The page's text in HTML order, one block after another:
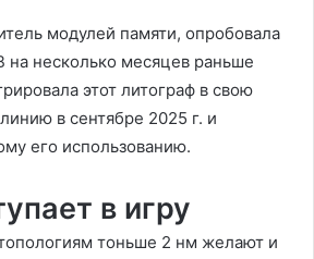
модулей памяти, опробовала
на несколько месяцев раньше
этот литограф в свою
в сентябре 2025 г. и
его использованию.
в игру
тоньше 2 нм желают и